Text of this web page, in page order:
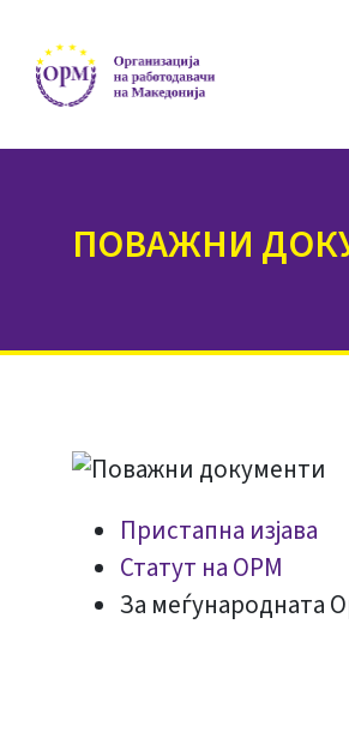
ПОВАЖНИ
Пристапна изјава
Статут на ОРМ
За меѓународната